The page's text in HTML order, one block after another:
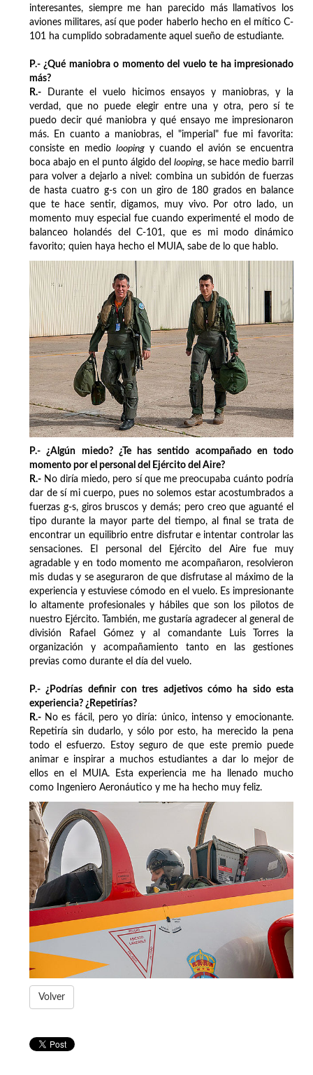
interesantes, siempre me han parecido más llamativos los
aviones militares, así que poder haberlo hecho en el mítico C-
101 ha cumplido sobradamente aquel sueño de estudiante.
P.- ¿Qué maniobra o momento del vuelo te ha impresionado
más?
R.- Durante el vuelo hicimos ensayos y maniobras, y la
verdad, que no puede elegir entre una y otra, pero sí te
puedo decir qué maniobra y qué ensayo me impresionaron
más. En cuanto a maniobras, el "imperial" fue mi favorita:
consiste en medio looping y cuando el avión se encuentra
boca abajo en el punto álgido del looping, se hace medio barril
para volver a dejarlo a nivel: combina un subidón de fuerzas
de hasta cuatro g-s con un giro de 180 grados en balance
que te hace sentir, digamos, muy vivo. Por otro lado, un
momento muy especial fue cuando experimenté el modo de
balanceo holandés del C-101, que es mi modo dinámico
favorito; quien haya hecho el MUIA, sabe de lo que hablo.
P.- ¿Algún miedo? ¿Te has sentido acompañado en todo
momento por el personal del Ejército del Aire?
R.- No diría miedo, pero sí que me preocupaba cuánto podría
dar de sí mi cuerpo, pues no solemos estar acostumbrados a
fuerzas g-s, giros bruscos y demás; pero creo que aguanté el
tipo durante la mayor parte del tiempo, al final se trata de
encontrar un equilibrio entre disfrutar e intentar controlar las
sensaciones. El personal del Ejército del Aire fue muy
agradable y en todo momento me acompañaron, resolvieron
mis dudas y se aseguraron de que disfrutase al máximo de la
experiencia y estuviese cómodo en el vuelo. Es impresionante
lo altamente profesionales y hábiles que son los pilotos de
nuestro Ejército. También, me gustaría agradecer al general de
división Rafael Gómez y al comandante Luis Torres la
organización y acompañamiento tanto en las gestiones
previas como durante el día del vuelo.
P.- ¿Podrías definir con tres adjetivos cómo ha sido esta
experiencia? ¿Repetirías?
R.- No es fácil, pero yo diría: único, intenso y emocionante.
Repetiría sin dudarlo, y sólo por esto, ha merecido la pena
todo el esfuerzo. Estoy seguro de que este premio puede
animar e inspirar a muchos estudiantes a dar lo mejor de
ellos en el MUIA. Esta experiencia me ha llenado mucho
como Ingeniero Aeronáutico y me ha hecho muy feliz.
Volver